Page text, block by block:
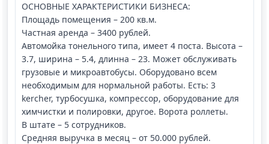
ОСНОВНЫЕ ХАРАКТЕРИСТИКИ БИЗНЕСА:
Площадь помещения – 200 кв.м.
Частная аренда – 3400 рублей.
Автомойка тонельного типа, имеет 4 поста. Высота –
3.7, ширина – 5.4, длинна – 23. Может обслуживать
грузовые и микроавтобусы. Оборудовано всем
необходимым для нормальной работы. Есть: 3
kercher, турбосушка, компрессор, оборудование для
химчистки и полировки, другое. Ворота роллеты.
В штате – 5 сотрудников.
Средняя выручка в месяц – от 50.000 рублей.